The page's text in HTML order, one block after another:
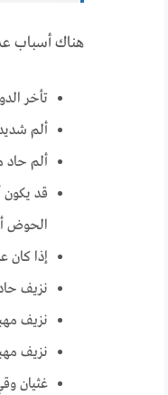
هناك أسباب
تأخر
ألم
ألم
قد يكون
الحوض
إذا كان عمر
نزيف
نزيف
نزيف
غثيان